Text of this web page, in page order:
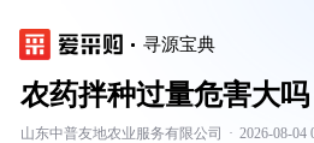
寻源宝典
农药拌种过量危害大吗
山东中普友地农业服务有限公司 · 2026-08-04